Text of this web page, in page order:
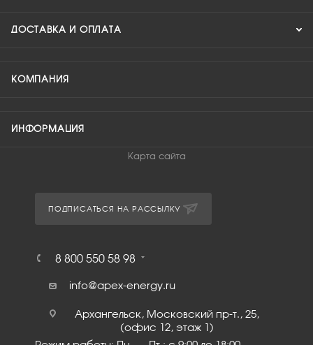
ДОСТАВКА И ОПЛАТА
КОМПАНИЯ
ИНФОРМАЦИЯ
Карта сайта
ПОДПИСАТЬСЯ НА РАССЫЛКУ
8 800 550 58 98
info@apex-energy.ru
Архангельск, Московский пр-т., 25,
(офис 12, этаж 1)